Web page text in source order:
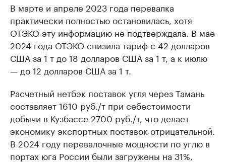
В марте и апреле 2023 года перевалка
практически полностью остановилась, хотя
ОТЭКО эту информацию не подтверждала. В мае
2024 года ОТЭКО снизила тариф с 42 долларов
США за 1 т до 18 долларов США за 1 т, а к июлю
— до 12 долларов США за 1 т.
Расчетный нетбэк поставок угля через Тамань
составляет 1610 руб./т при себестоимости
добычи в Кузбассе 2700 руб./т, что делает
экономику экспортных поставок отрицательной.
В 2024 году перевалочные мощности по углю в
портах юга России были загружены на 31%,